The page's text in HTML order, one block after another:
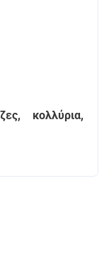
κολλύρια,